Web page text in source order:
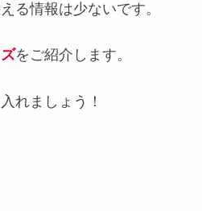
る情報は少ないです。
をご紹介します。
れましょう！